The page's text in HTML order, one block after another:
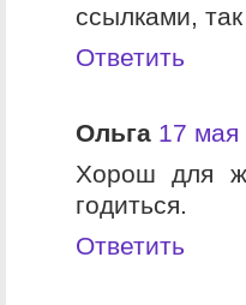
ссылками,
Ответить
Ольга 17 мая
Хорош для
годиться.
Ответить